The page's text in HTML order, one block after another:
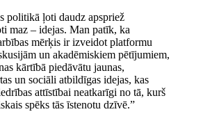
politikā ļoti daudz apspriež
maz – idejas. Man patīk, ka
mērķis ir izveidot platformu
un akadēmiskiem pētījumiem,
kārtībā piedāvātu jaunas,
un sociāli atbildīgas idejas, kas
attīstībai neatkarīgi no tā, kurš
spēks tās īstenotu dzīvē.”